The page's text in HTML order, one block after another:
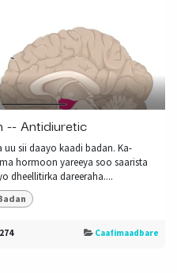
-- Antidiuretic
sii daayo kaadi badan. Ka-
hormoon yareeya soo saarista
dheellitirka dareeraha....
274 Caafimaadbare